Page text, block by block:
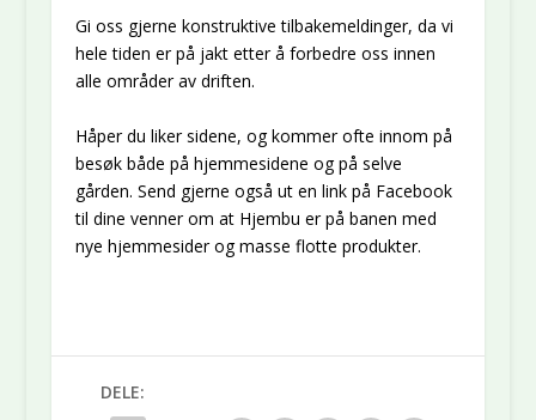
Gi oss gjerne konstruktive tilbakemeldinger, da vi
hele tiden er på jakt etter å forbedre oss innen
alle områder av driften.
Håper du liker sidene, og kommer ofte innom på
besøk både på hjemmesidene og på selve
gården. Send gjerne også ut en link på Facebook
til dine venner om at Hjembu er på banen med
nye hjemmesider og masse flotte produkter.
DELE: